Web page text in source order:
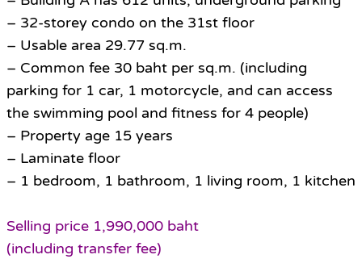
– 32-storey condo on the 31st floor
– Usable area 29.77 sq.m.
– Common fee 30 baht per sq.m. (including
parking for 1 car, 1 motorcycle, and can access
the swimming pool and fitness for 4 people)
– Property age 15 years
– Laminate floor
– 1 bedroom, 1 bathroom, 1 living room, 1 kitchen
Selling price 1,990,000 baht
(including transfer fee)